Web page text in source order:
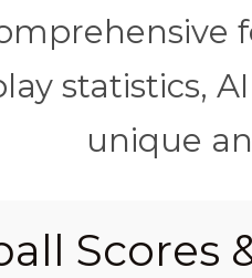
statistics,
unique
Scores